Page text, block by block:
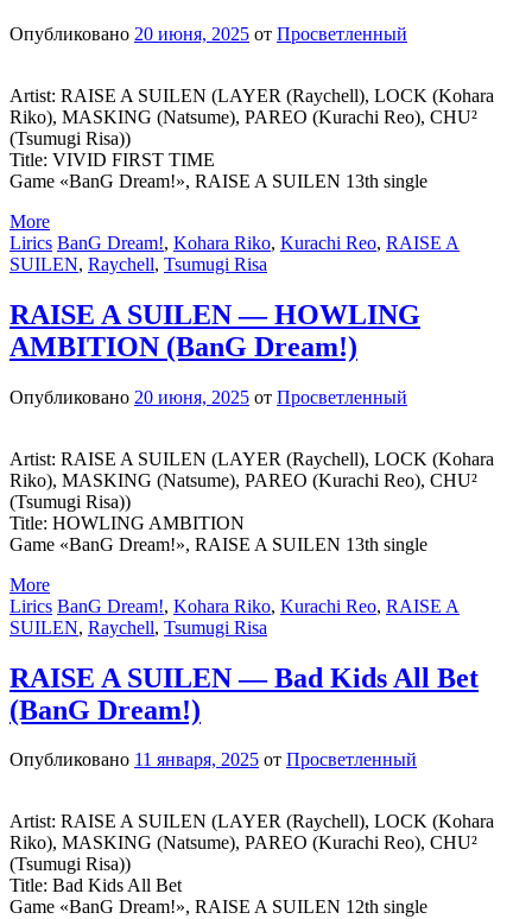
Опубликовано 20 июня, 2025 от Просветленный
Artist: RAISE A SUILEN (LAYER (Raychell), LOCK (Kohara
Riko), MASKING (Natsume), PAREO (Kurachi Reo), CHU²
(Tsumugi Risa))
Title: VIVID FIRST TIME
Game «BanG Dream!», RAISE A SUILEN 13th single
More
Lirics BanG Dream!, Kohara Riko, Kurachi Reo, RAISE A
SUILEN, Raychell, Tsumugi Risa
RAISE A SUILEN — HOWLING
AMBITION (BanG Dream!)
Опубликовано 20 июня, 2025 от Просветленный
Artist: RAISE A SUILEN (LAYER (Raychell), LOCK (Kohara
Riko), MASKING (Natsume), PAREO (Kurachi Reo), CHU²
(Tsumugi Risa))
Title: HOWLING AMBITION
Game «BanG Dream!», RAISE A SUILEN 13th single
More
Lirics BanG Dream!, Kohara Riko, Kurachi Reo, RAISE A
SUILEN, Raychell, Tsumugi Risa
RAISE A SUILEN — Bad Kids All Bet
(BanG Dream!)
Опубликовано 11 января, 2025 от Просветленный
Artist: RAISE A SUILEN (LAYER (Raychell), LOCK (Kohara
Riko), MASKING (Natsume), PAREO (Kurachi Reo), CHU²
(Tsumugi Risa))
Title: Bad Kids All Bet
Game «BanG Dream!», RAISE A SUILEN 12th single